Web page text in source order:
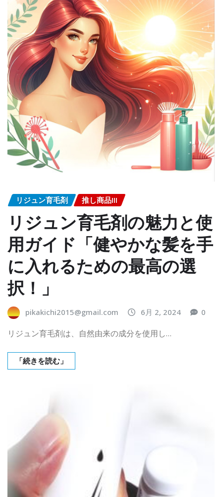
リジュン育毛剤 推し商品III
リジュン育毛剤の魅力と使
用ガイド「健やかな髪を手
に入れるための最高の選
択！」
pikakichi2015@gmail.com 6月 2, 2024 0
リジュン育毛剤は、自然由来の成分を使用し…
「続きを読む」